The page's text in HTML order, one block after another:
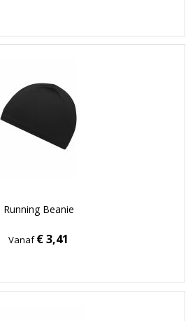
Running Beanie
Vanaf€ 3,41